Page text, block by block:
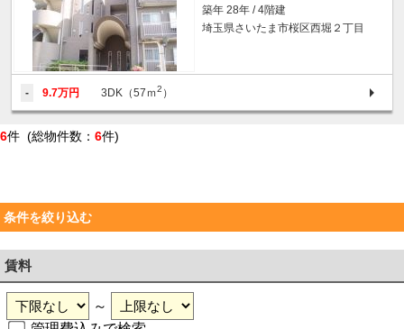
築年 28年 / 4階建
埼玉県さいたま市桜区西堀２丁目
- 9.7万円 3DK（57ｍ2 ）
6件 (総物件数： 6件)
条件を絞り込む
賃料
～